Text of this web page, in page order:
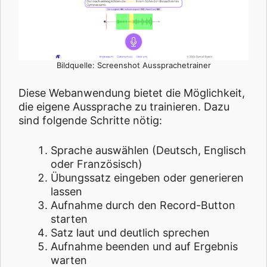
Bildquelle: Screenshot Aussprachetrainer
Diese Webanwendung bietet die Möglichkeit,
die eigene Aussprache zu trainieren. Dazu
sind folgende Schritte nötig:
Sprache auswählen (Deutsch, Englisch
oder Französisch)
Übungssatz eingeben oder generieren
lassen
Aufnahme durch den Record-Button
starten
Satz laut und deutlich sprechen
Aufnahme beenden und auf Ergebnis
warten